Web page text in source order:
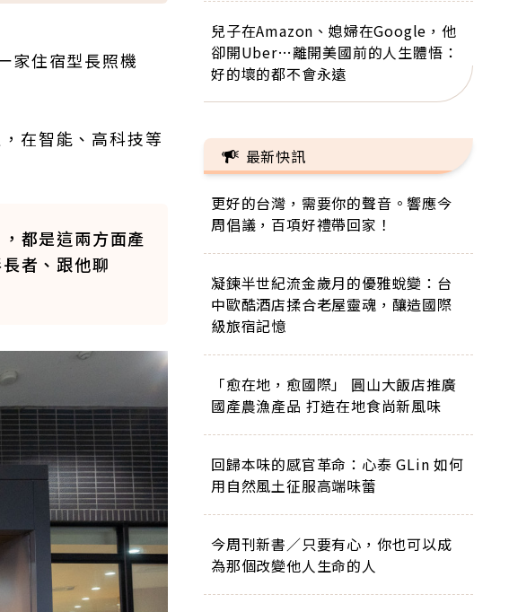
家住宿型長照機
在智能、高科技等
都是這兩方面產
者、跟他聊
兒子在Amazon、媳婦在Google，他
卻開Uber…離開美國前的人生體悟：
好的壞的都不會永遠
最新快訊
更好的台灣，需要你的聲音。響應今
周倡議，百項好禮帶回家！
凝鍊半世紀流金歲月的優雅蛻變：台
中歐酷酒店揉合老屋靈魂，釀造國際
級旅宿記憶
「愈在地，愈國際」 圓山大飯店推廣
國產農漁產品 打造在地食尚新風味
回歸本味的感官革命：心泰 GLin 如何
用自然風土征服高端味蕾
今周刊新書／只要有心，你也可以成
為那個改變他人生命的人